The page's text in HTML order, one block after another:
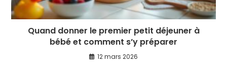
Quand donner le premier petit déjeuner à
bébé et comment s’y préparer
12 mars 2026